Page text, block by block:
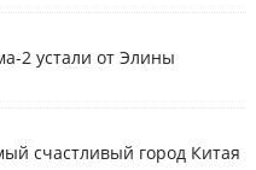
2 устали от Элины
счастливый город Китая